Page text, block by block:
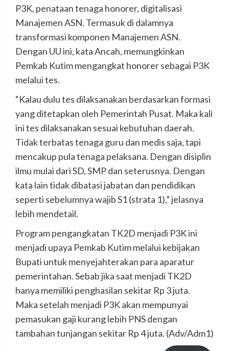
P3K, penataan tenaga honorer, digitalisasi
Manajemen ASN. Termasuk di dalamnya
transformasi komponen Manajemen ASN.
Dengan UU ini, kata Ancah, memungkinkan
Pemkab Kutim mengangkat honorer sebagai P3K
melalui tes.
“Kalau dulu tes dilaksanakan berdasarkan formasi
yang ditetapkan oleh Pemerintah Pusat. Maka kali
ini tes dilaksanakan sesuai kebutuhan daerah.
Tidak terbatas tenaga guru dan medis saja, tapi
mencakup pula tenaga pelaksana. Dengan disiplin
ilmu mulai dari SD, SMP dan seterusnya. Dengan
kata lain tidak dibatasi jabatan dan pendidikan
seperti sebelumnya wajib S1 (strata 1),” jelasnya
lebih mendetail.
Program pengangkatan TK2D menjadi P3K ini
menjadi upaya Pemkab Kutim melalui kebijakan
Bupati untuk menyejahterakan para aparatur
pemerintahan. Sebab jika saat menjadi TK2D
hanya memiliki penghasilan sekitar Rp 3 juta.
Maka setelah menjadi P3K akan mempunyai
pemasukan gaji kurang lebih PNS dengan
tambahan tunjangan sekitar Rp 4 juta. (Adv/Adm1)